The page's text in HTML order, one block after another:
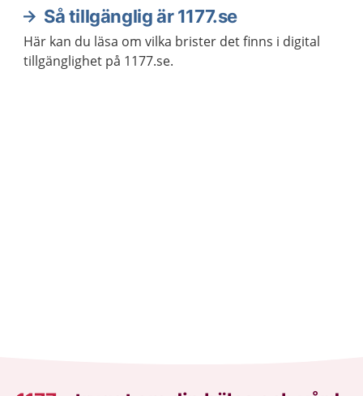
Så tillgänglig är 1177.se
Här kan du läsa om vilka brister det finns i digital
tillgänglighet på 1177.se.